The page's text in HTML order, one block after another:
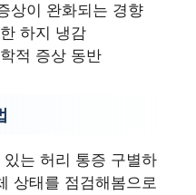
상이 완화되는 경향
하지 냉감
적 증상 동반
는 허리 통증 구별하
상태를 점검해봄으로